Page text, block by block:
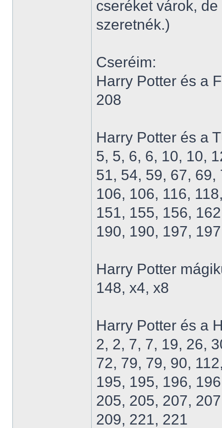
cseréket várok,
szeretnék.)
Cseréim:
Harry Potter és a
208
Harry Potter és a
5, 5, 6, 6, 10, 10,
51, 54, 59, 67,
106, 106, 116,
151, 155, 156,
190, 190, 197,
Harry Potter
148, x4, x8
Harry Potter és a
2, 2, 7, 7, 19, 26,
72, 79, 79, 90,
195, 195, 196,
205, 205, 207,
209, 221, 221